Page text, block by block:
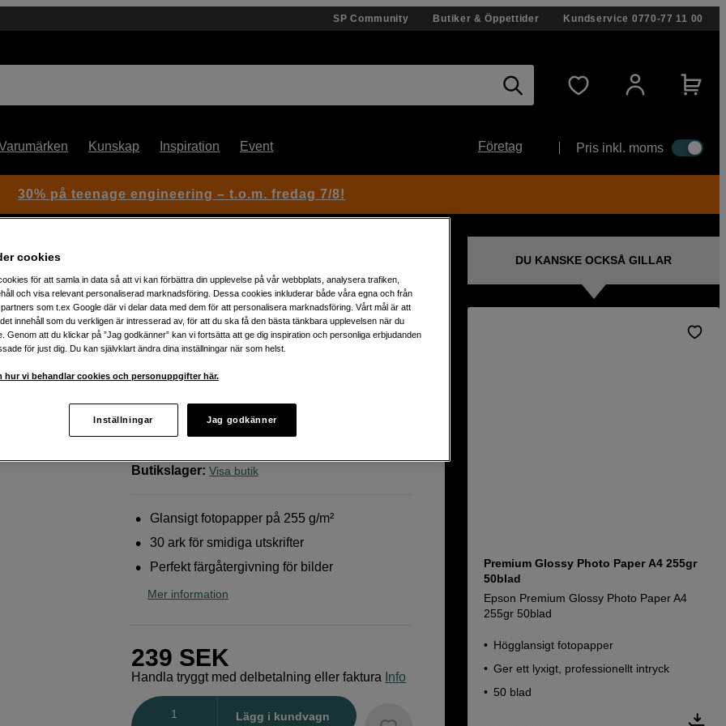
SP Community Butiker & Öppettider Kundservice 0770-77 11 00
Kunskap Inspiration Event Företag Pris inkl. moms
Sheets
Artikelnummer: 1105354
Epson fotopapper A4 för utskrifter
med hög glans
Butikslager: Visa butik
Glansigt fotopapper på 255 g/m²
30 ark för smidiga utskrifter
Perfekt färgåtergivning för bilder
Mer information
239 SEK
Handla tryggt med delbetalning eller faktura Info
Lägg i kundvagn
DU KANSKE OCKSÅ GILLAR
Premium Glossy Photo Paper A4 255gr
50blad
Epson Premium Glossy Photo Paper A4
255gr 50blad
Högglansigt fotopapper
Ger ett lyxigt, professionellt intryck
50 blad
30% på teenage engineering – t.o.m. fredag 7/8!
cookies
för att samla in data så att vi kan förbättra din upplevelse på vår webbplats, analysera trafiken,
och visa relevant personaliserad marknadsföring. Dessa cookies inkluderar både våra egna och från
som t.ex Google där vi delar data med dem för att personalisera marknadsföring. Vårt mål är att
innehåll som du verkligen är intresserad av, för att du ska få den bästa tänkbara upplevelsen när du
Genom att du klickar på ”Jag godkänner” kan vi fortsätta att ge dig inspiration och personliga erbjudanden
för just dig. Du kan självklart ändra dina inställningar när som helst.
hur vi behandlar cookies och personuppgifter här.
Inställningar Jag godkänner